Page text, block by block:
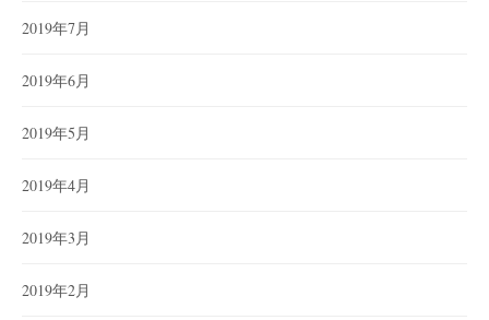
2019年7月
2019年6月
2019年5月
2019年4月
2019年3月
2019年2月